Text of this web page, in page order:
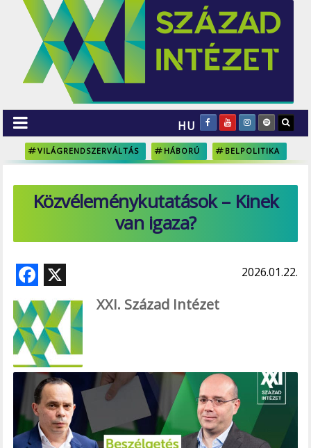
HU
VILÁGRENDSZERVÁLTÁS HÁBORÚ BELPOLITIKA
Közvéleménykutatások – Kinek
van igaza?
F
ac
e
b
o
o
k
2026.01.22.
XXI. Század Intézet